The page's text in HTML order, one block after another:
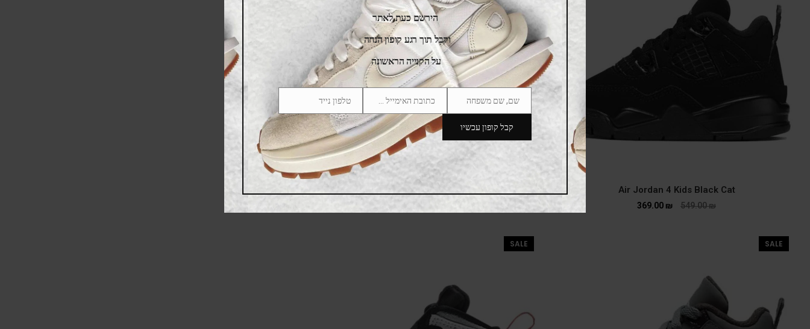
Air Jordan 4 Kids Black Cat
549.00₪
369.00 ₪
Air Jordan 4 Kids WHAT THE 4
SALE
SALE
הירשם כעת לאתר
וקבל תוך רגע קופון הנחה
על הקנייה הראשונה
Name
שם, שם משפחה Email
Phone
Number
טלפון נייד
קבל קופון עכשיו